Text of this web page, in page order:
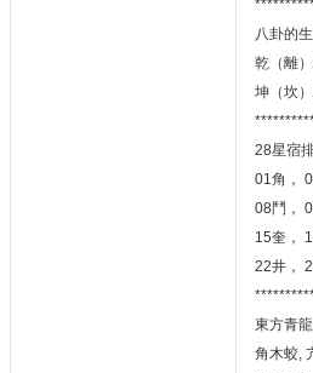
八卦的
乾（離
坤（坎
28星宿
01角，
08鬥，
15奎，
22井，
東方青龍
角木蛟,